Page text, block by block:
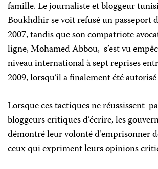
famille. Le journaliste et bloggeur
Boukhdhir se voit refusé un passeport
2007, tandis que son compatriote
ligne, Mohamed Abbou, s’est vu
niveau international à sept reprises
2009, lorsqu’il a finalement été
Lorsque ces tactiques ne réussissent
bloggeurs critiques d’écrire, les
démontré leur volonté d’emprisonner
ceux qui expriment leurs opinions